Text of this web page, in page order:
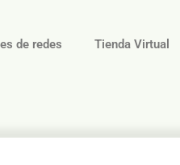
de redes Tienda Virtual